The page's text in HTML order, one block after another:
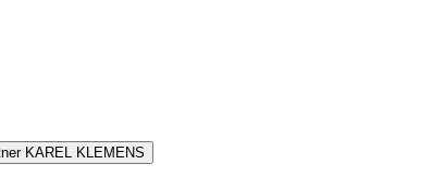
KAREL KLEMENS